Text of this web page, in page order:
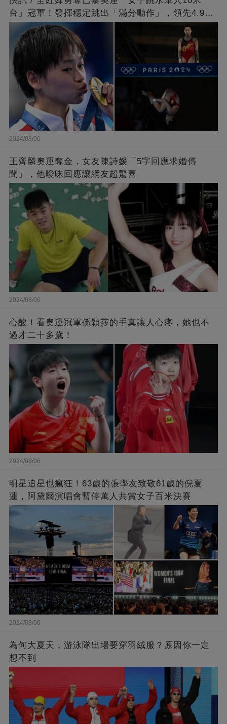
台」冠軍！發揮穩定跳出「滿分動作」，領先4.9分
擊敗陳芋汐
2024/08/06
王齊麟奧運奪金，女友陳詩媛「5字回應求婚傳
聞」，他曖昧回應讓網友超驚喜
2024/08/06
心酸！看奧運冠軍孫穎莎的手真讓人心疼，她也不
過才二十多歲！
2024/08/06
明星追星也瘋狂！63歲的張學友致敬61歲的倪夏
蓮，阿黛爾演唱會暫停萬人共賞女子百米決賽
2024/08/06
為何大夏天，游泳隊出場要穿羽絨服？原因你一定
想不到